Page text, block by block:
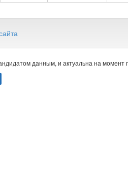
данным, и актуальна на момент